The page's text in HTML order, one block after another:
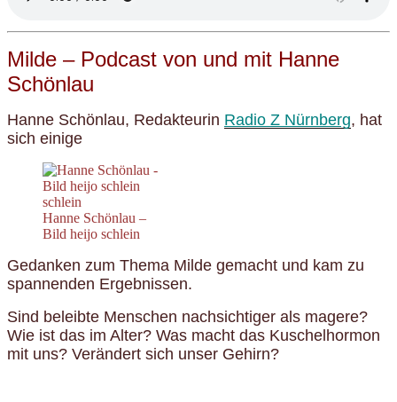
Milde – Podcast von und mit Hanne
Schönlau
Hanne Schönlau, Redakteurin Radio Z Nürnberg, hat
sich einige
Hanne Schönlau –
Bild heijo schlein
Gedanken zum Thema Milde gemacht und kam zu
spannenden Ergebnissen.
Sind beleibte Menschen nachsichtiger als magere?
Wie ist das im Alter? Was macht das Kuschelhormon
mit uns? Verändert sich unser Gehirn?